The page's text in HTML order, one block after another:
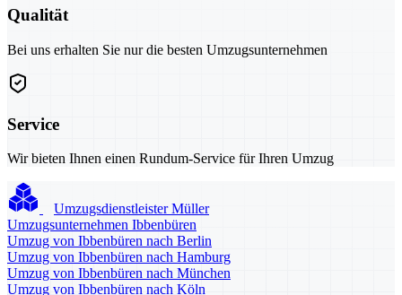
Qualität
Bei uns erhalten Sie nur die besten Umzugsunternehmen
Service
Wir bieten Ihnen einen Rundum-Service für Ihren Umzug
Umzugsdienstleister Müller
Umzugsunternehmen Ibbenbüren
Umzug von Ibbenbüren nach Berlin
Umzug von Ibbenbüren nach Hamburg
Umzug von Ibbenbüren nach München
Umzug von Ibbenbüren nach Köln